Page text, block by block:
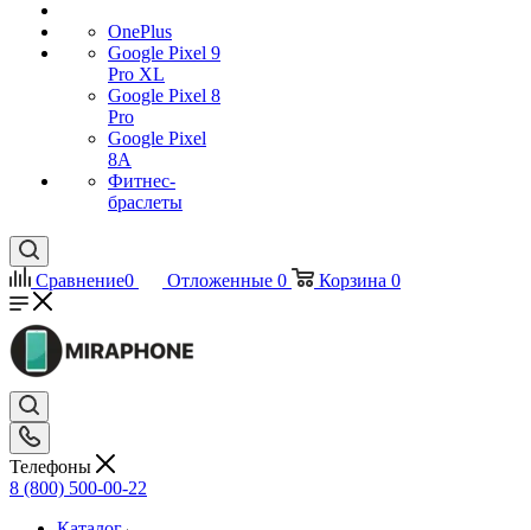
OnePlus
Google Pixel 9
Pro XL
Google Pixel 8
Pro
Google Pixel
8A
Фитнес-
браслеты
Сравнение0 Отложенные 0 Корзина 0
Телефоны
8 (800) 500-00-22